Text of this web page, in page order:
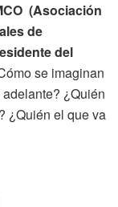
(Asociación
de
del
se imaginan
¿Quién
¿Quién el que va